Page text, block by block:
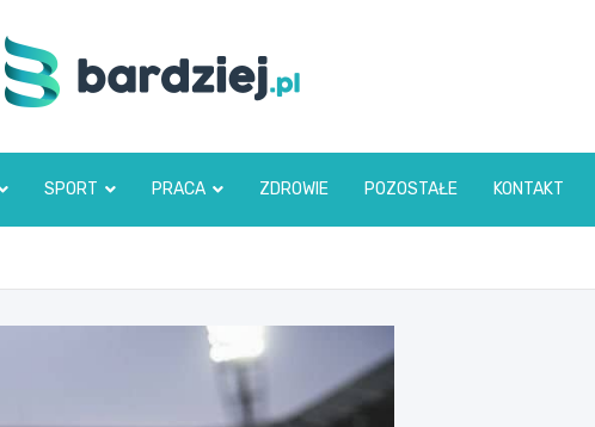
bardziej.pl
SPORT PRACA ZDROWIE POZOSTAŁE KONTAKT